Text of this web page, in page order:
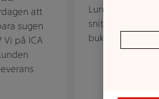
att
sugen
Vi på ICA
Lunden erbjuder
snittblommor,
buketter och